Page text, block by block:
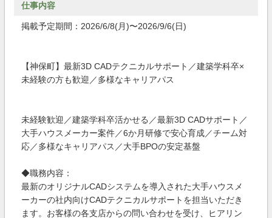
仕事内容
掲載予定期間：2026/6/8(月)〜2026/9/6(日)
【神保町】最新3D CADテクニカルサポート／建築学科卒×
未経験の方も歓迎／多様なキャリアパス
未経験歓迎／建築学科卒活かせる／最新3D CADサポート／
大手ハウスメーカー案件／6か月研修で安心育成／チーム対
応／多様なキャリアパス／大手BPOの安定基盤
◆職務内容：
最新のオリジナルCADシステムを導入された大手ハウスメ
ーカーの社内向けCADテクニカルサポートを担当いただき
ます。お客様の各支店からの問い合わせを受け、ヒアリン